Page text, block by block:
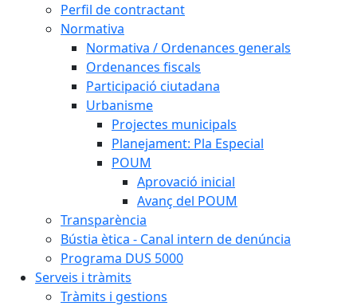
Perfil de contractant
Normativa
Normativa / Ordenances generals
Ordenances fiscals
Participació ciutadana
Urbanisme
Projectes municipals
Planejament: Pla Especial
POUM
Aprovació inicial
Avanç del POUM
Transparència
Bústia ètica - Canal intern de denúncia
Programa DUS 5000
Serveis i tràmits
Tràmits i gestions